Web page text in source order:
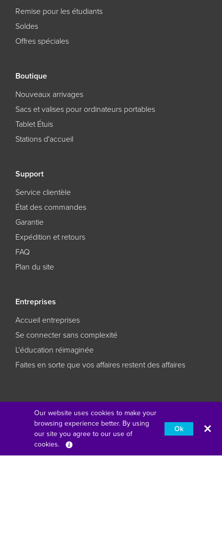
Remise pour les étudiants
Soldes
Offres spéciales
Boutique
Nouveaux arrivages
Sacs et valises pour ordinateurs portables
Tablet Étuis
Stations d'accueil
Support
Service clientèle
État des commandes
Garantie
Expédition et retours
FAQ
Plan du site
Entreprises
Accueil entreprises
Se connecter sans complexité
L'éducation réimaginée
Faites en sorte que vos affaires restent des affaires
Fourth Floor, One London Road, Staines-Upon-Thames,
Angleterre, TW18 4EX
google pay klarna master
paypal
Our website uses cookies to make your
browsing experience better. By using
our site you agree to our use of
cookies.
Ok